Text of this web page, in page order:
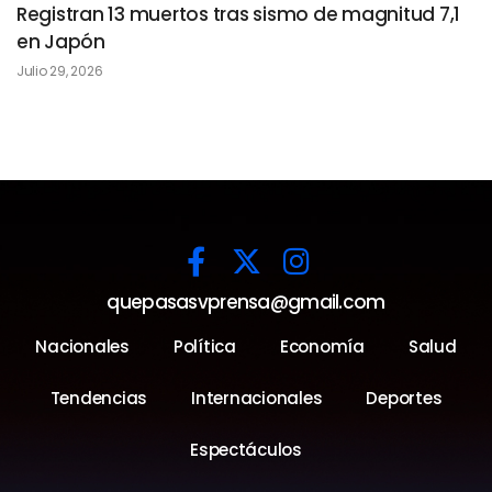
Registran 13 muertos tras sismo de magnitud 7,1
en Japón
Julio 29, 2026
quepasasvprensa@gmail.com
Nacionales Política Economía Salud
Tendencias Internacionales Deportes
Espectáculos